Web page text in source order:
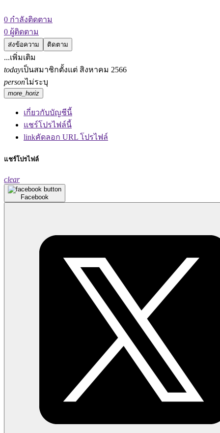
0 กำลังติดตาม
0 ผู้ติดตาม
ส่งข้อความ ติดตาม
...เพิ่มเติม
todayเป็นสมาชิกตั้งแต่ สิงหาคม 2566
personไม่ระบุ
more_horiz
เกี่ยวกับบัญชีนี้
แชร์โปรไฟล์นี้
linkคัดลอก URL โปรไฟล์
แชร์โปรไฟล์
clear
Facebook